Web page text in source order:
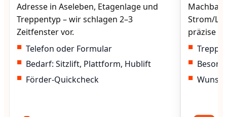
Adresse in Aseleben, Etagenlage und
Treppentyp – wir schlagen 2–3
Zeitfenster vor.
Telefon oder Formular
Bedarf: Sitzlift, Plattform, Hublift
Förder-Quickcheck
Strom/
präzise